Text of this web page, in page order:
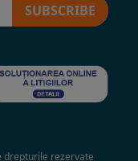
SUBSCRIBE
drepturile rezervate